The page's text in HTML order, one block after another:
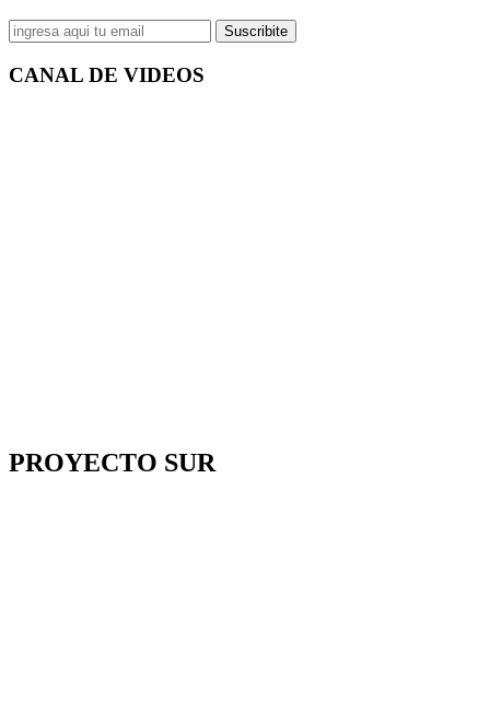
Suscribite
CANAL DE VIDEOS
PROYECTO SUR